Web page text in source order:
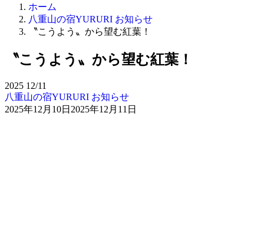
ホーム
八重山の宿YURURI お知らせ
〝こうよう〟から望む紅葉！
〝こうよう〟から望む紅葉！
2025 12/11
八重山の宿YURURI お知らせ
2025年12月10日 2025年12月11日